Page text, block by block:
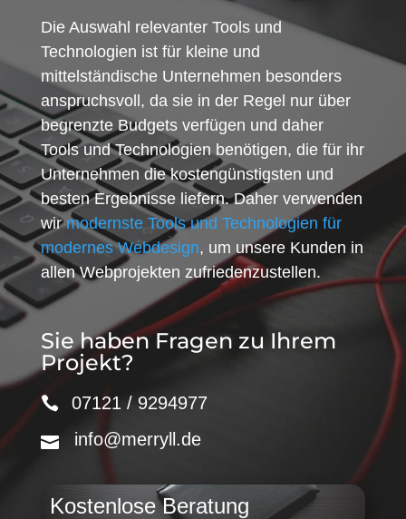
Die Auswahl relevanter Tools und
Technologien ist für kleine und
mittelständische Unternehmen besonders
anspruchsvoll, da sie in der Regel nur über
begrenzte Budgets verfügen und daher
Tools und Technologien benötigen, die für ihr
Unternehmen die kostengünstigsten und
besten Ergebnisse liefern. Daher verwenden
wirmodernste Tools und Technologien für
modernes Webdesign, um unsere Kunden in
allen Webprojekten zufriedenzustellen.
Sie haben Fragen zu Ihrem
Projekt?
07121 / 9294977
info@merryll.de
Kostenlose Beratung